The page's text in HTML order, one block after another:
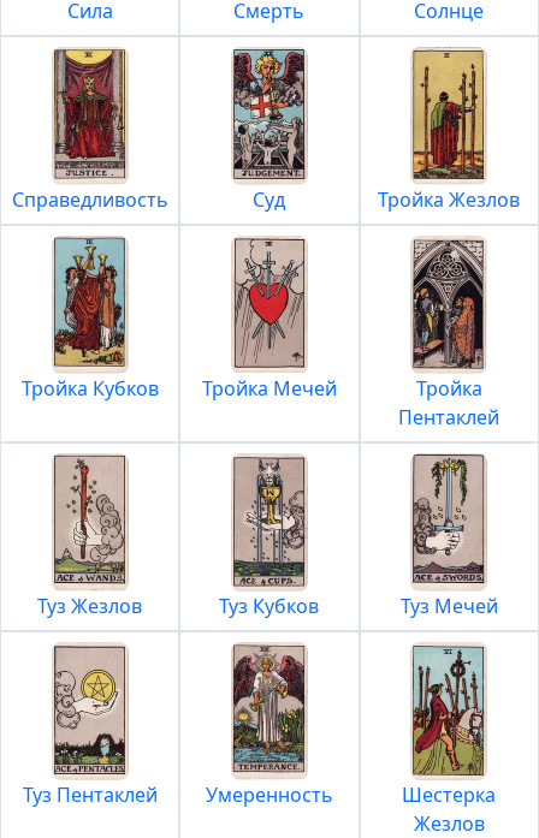
Сила Смерть Солнце
Справедливость Суд Тройка Жезлов
Тройка Кубков Тройка Мечей
Тройка
Пентаклей
Туз Жезлов Туз Кубков Туз Мечей
Туз Пентаклей Умеренность
Шестерка
Жезлов